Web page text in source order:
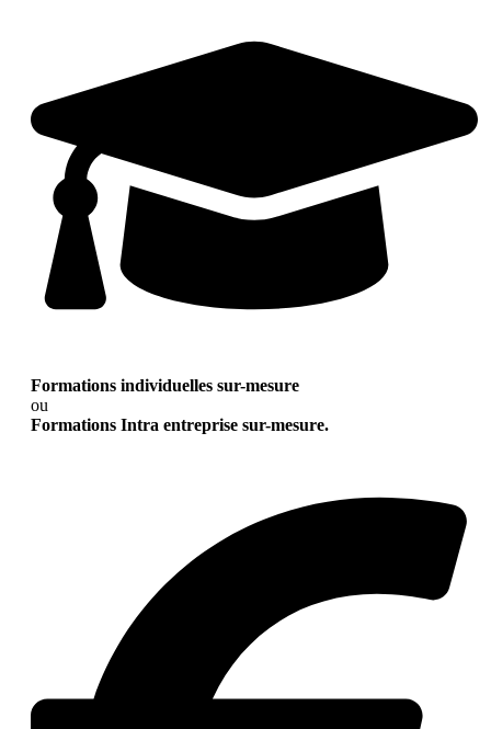
Formations individuelles sur-mesure
ou
Formations Intra entreprise sur-mesure.